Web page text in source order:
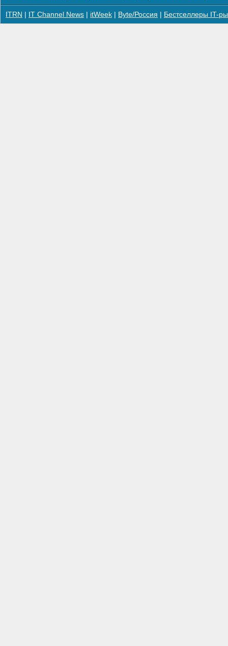
ITRN IT Channel News itWeek Byte/Россия Бестселлеры IT-